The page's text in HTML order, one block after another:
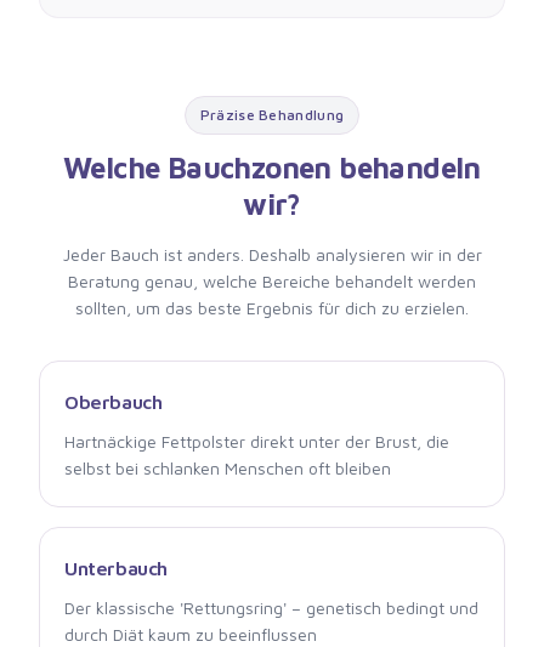
Präzise Behandlung
Welche Bauchzonen behandeln
wir?
Jeder Bauch ist anders. Deshalb analysieren wir in der
Beratung genau, welche Bereiche behandelt werden
sollten, um das beste Ergebnis für dich zu erzielen.
Oberbauch
Hartnäckige Fettpolster direkt unter der Brust, die
selbst bei schlanken Menschen oft bleiben
Unterbauch
Der klassische 'Rettungsring' – genetisch bedingt und
durch Diät kaum zu beeinflussen